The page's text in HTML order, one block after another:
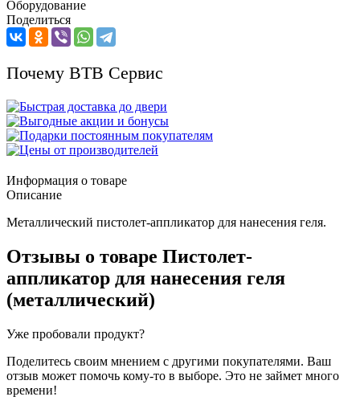
Оборудование
Поделиться
Почему ВТВ Сервис
Информация о товаре
Описание
Металлический пистолет-аппликатор для нанесения геля.
Отзывы о товаре Пистолет-
аппликатор для нанесения геля
(металлический)
Уже пробовали продукт?
Поделитесь своим мнением с другими покупателями. Ваш
отзыв может помочь кому-то в выборе. Это не займет много
времени!